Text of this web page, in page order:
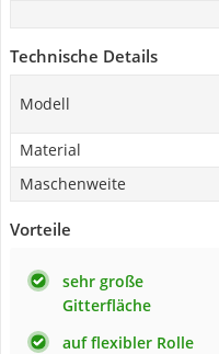
Technische Details
Modell
Material
Maschenweite
Vorteile
sehr große
Gitterfläche
auf flexibler Rolle